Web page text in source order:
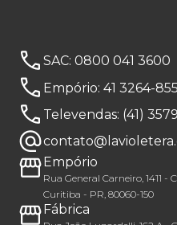
SAC: 0800 041 3600
Empório: 41 3264-
Televendas: (41)
Empório
Rua General Carneiro, 1411 -
Curitiba - PR, 80060-150
Fábrica